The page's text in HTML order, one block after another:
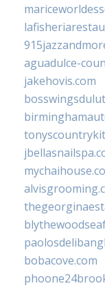
aguadulce-
jakehovis.com
bobacove.com